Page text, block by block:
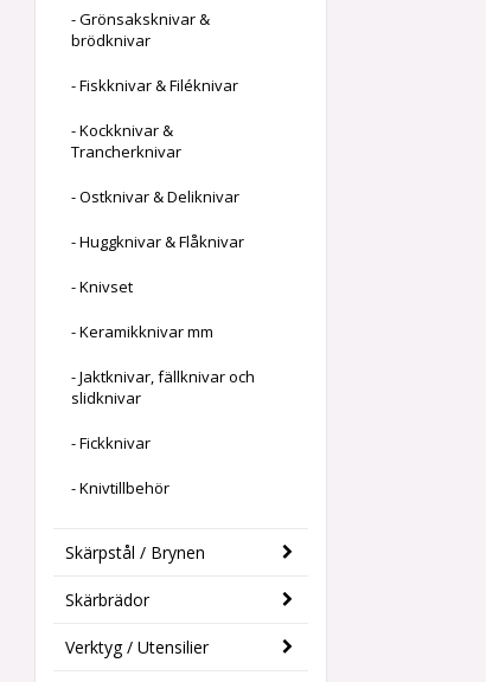
- Grönsaksknivar &
brödknivar
- Fiskknivar & Filéknivar
- Kockknivar &
Trancherknivar
- Ostknivar & Deliknivar
- Huggknivar & Flåknivar
- Knivset
- Keramikknivar mm
- Jaktknivar, fällknivar och
slidknivar
- Fickknivar
- Knivtillbehör
Skärpstål / Brynen
Skärbrädor
Verktyg / Utensilier